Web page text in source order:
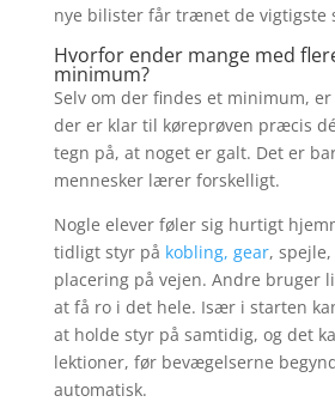
nye bilister får trænet de vigtigste
Hvorfor ender mange med
minimum?
Selv om der findes et minimum,
der er klar til køreprøven præcis
tegn på, at noget er galt. Det er
mennesker lærer forskelligt.
Nogle elever føler sig hurtigt
tidligt styr på kobling, gear,
placering på vejen. Andre bruger
at få ro i det hele. Især i starten
at holde styr på samtidig, og det
lektioner, før bevægelserne
automatisk.